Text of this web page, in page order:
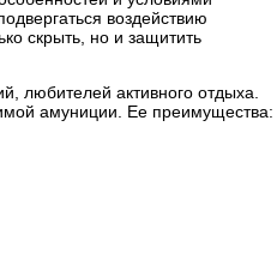
воздействию
скрыть, но и защитить
любителей активного отдыха.
амуниции. Ее преимущества: